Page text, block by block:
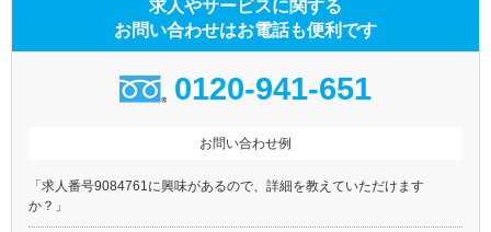
求人やサービスに関する
お問い合わせはお電話も便利です
0120-941-651
お問い合わせ例
「求人番号9084761に興味があるので、詳細を教えていただけます
か？」